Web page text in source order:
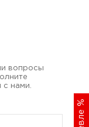
%
вопросы
нами.